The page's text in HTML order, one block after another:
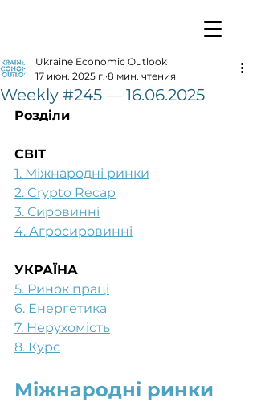
Weekly #245 — 16.06.2025
Ukraine Economic Outlook
17 июн. 2025 г. 8 мин. чтения
Розділи
СВІТ
1. Міжнародні ринки
2. Crypto Recap
3. Сировинні
4. Агросировинні
УКРАЇНА
5. Ринок праці
6. Енергетика
7. Нерухомість
8. Курс
Міжнародні ринки